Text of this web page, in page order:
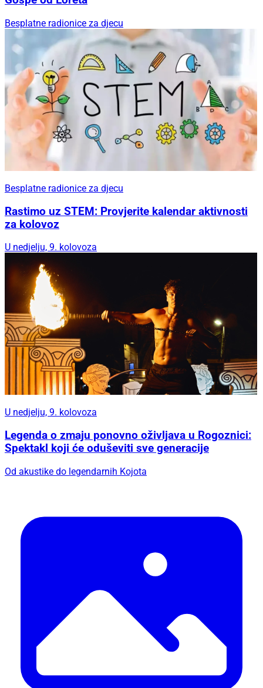
Besplatne radionice za djecu
Besplatne radionice za djecu
Rastimo uz STEM: Provjerite kalendar aktivnosti
za kolovoz
U nedjelju, 9. kolovoza
U nedjelju, 9. kolovoza
Legenda o zmaju ponovno oživljava u Rogoznici:
Spektakl koji će oduševiti sve generacije
Od akustike do legendarnih Kojota